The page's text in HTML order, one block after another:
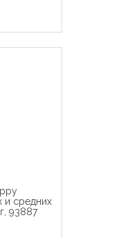
и средних
93887